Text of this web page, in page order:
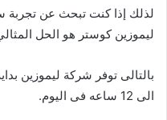
لذلك إذا كنت تبحث عن تجربة
ليموزين كوستر هو الحل
بالتالى توفر شركة ليموزين
الى 12 ساعه فى اليوم.